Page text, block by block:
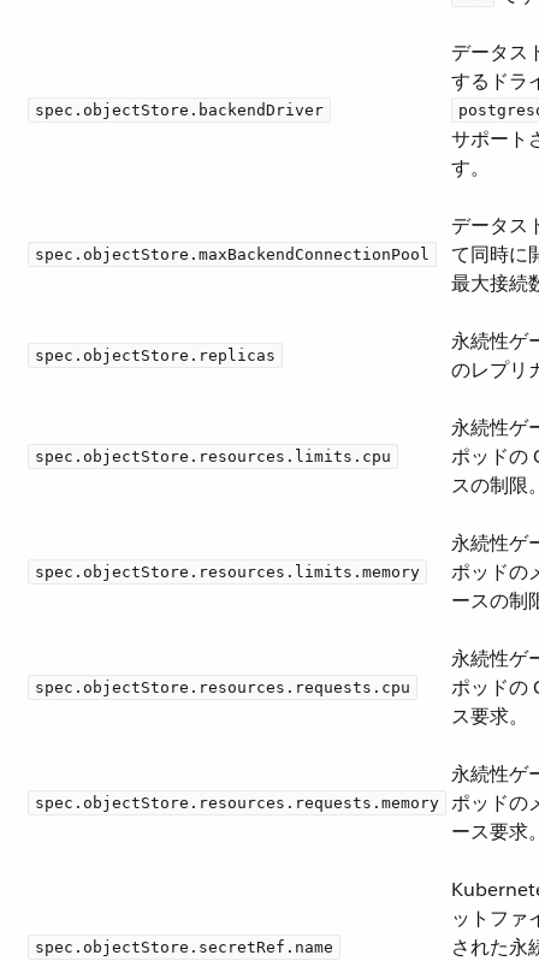
spec.objectStore.backendDriver
データス
するドラ
サポート
す。
spec.objectStore.maxBackendConnectionPool
データス
て同時に
最大接続
spec.objectStore.replicas
永続性ゲ
のレプリ
spec.objectStore.resources.limits.cpu
永続性ゲ
ポッドの
スの制限
spec.objectStore.resources.limits.memory
永続性ゲ
ポッドの
ースの制
spec.objectStore.resources.requests.cpu
永続性ゲ
ポッドの
ス要求。
spec.objectStore.resources.requests.memory
永続性ゲ
ポッドの
ース要求
spec.objectStore.secretRef.name
ットファ
された永